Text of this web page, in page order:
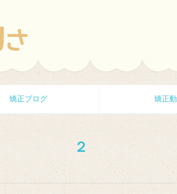
矯正ブログ 矯正
２